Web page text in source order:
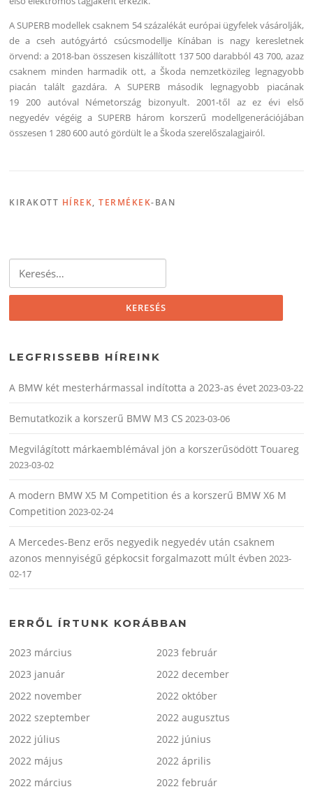
A SUPERB modellek csaknem 54 százalékát európai ügyfelek vásárolják,
de a cseh autógyártó csúcsmodellje Kínában is nagy keresletnek
örvend: a 2018-ban összesen kiszállított 137 500 darabból 43 700, azaz
csaknem minden harmadik ott, a Škoda nemzetközileg legnagyobb
piacán talált gazdára. A SUPERB második legnagyobb piacának
19 200 autóval Németország bizonyult. 2001-től az ez évi első
negyedév végéig a SUPERB három korszerű modellgenerációjában
összesen 1 280 600 autó gördült le a Škoda szerelőszalagjairól.
KIRAKOTT HÍREK,TERMÉKEK-BAN
LEGFRISSEBB HÍREINK
A BMW két mesterhármassal indította a 2023-as évet2023-03-22
Bemutatkozik a korszerű BMW M3 CS 2023-03-06
Megvilágított márkaemblémával jön a korszerűsödött Touareg
2023-03-02
A modern BMW X5 M Competition és a korszerű BMW X6 M
Competition 2023-02-24
A Mercedes-Benz erős negyedik negyedév után csaknem
azonos mennyiségű gépkocsit forgalmazott múlt évben 2023-
02-17
ERRŐL ÍRTUNK KORÁBBAN
2023 március
2023 február
2023 január
2022 december
2022 november
2022 október
2022 szeptember
2022 augusztus
2022 július
2022 június
2022 május
2022 április
2022 március
2022 február